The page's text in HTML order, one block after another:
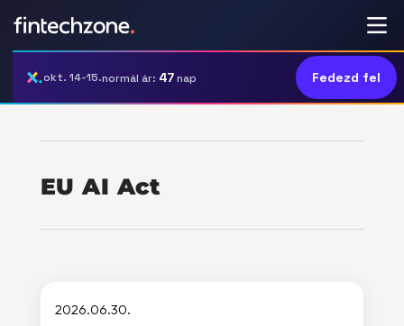
okt. 14-15.normál ár: 47nap Fedezd fel
EU AI Act
2026.06.30.